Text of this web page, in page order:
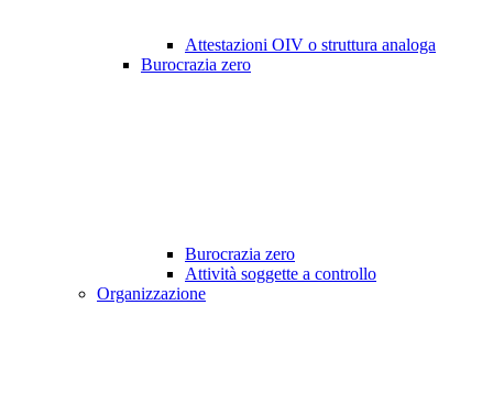
Attestazioni OIV o struttura analoga
Burocrazia zero
Burocrazia zero
Attività soggette a controllo
Organizzazione